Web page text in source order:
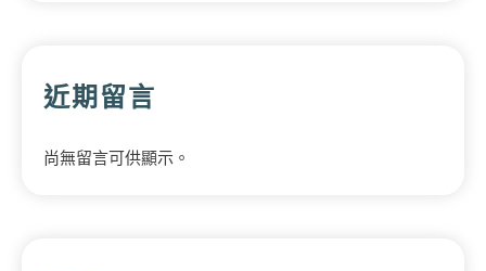
近期留言
尚無留言可供顯示。